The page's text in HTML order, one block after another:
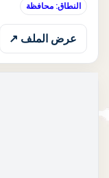
النطاق: محافظة
عرض الملف ↗